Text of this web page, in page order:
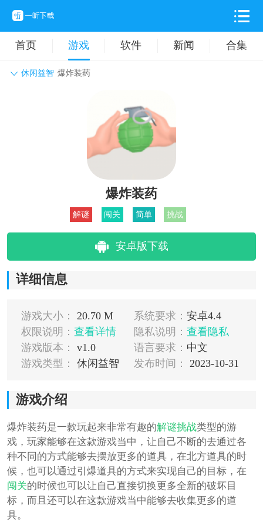
首页 游戏 软件 新闻 合集
休闲益智 爆炸装药
卡牌对战 音乐舞蹈
挂机养成
爆炸装药
解谜 闯关 简单 挑战
安卓版下载
详细信息
游戏大小： 20.70 M 系统要求： 安卓4.4
权限说明： 查看详情 隐私说明： 查看隐私
游戏版本：
v1.0 语言要求： 中文
游戏类型：
休闲益智 发布时间： 2023-10-31
游戏介绍
爆炸装药是一款玩起来非常有趣的解谜挑战类型的游
戏，玩家能够在这款游戏当中，让自己不断的去通过各
种不同的方式能够去摆放更多的道具，在北方道具的时
候，也可以通过引爆道具的方式来实现自己的目标，在
闯关的时候也可以让自己直接切换更多全新的破坏目
标，而且还可以在这款游戏当中能够去收集更多的道
具。